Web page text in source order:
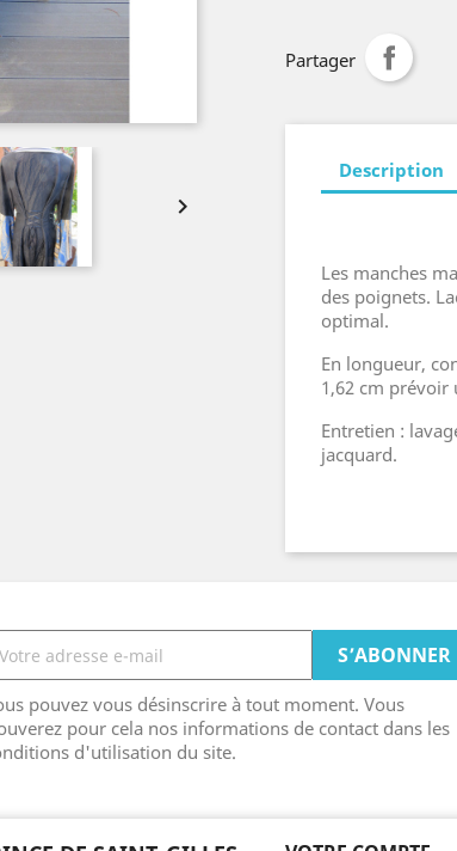

Partager
Description
Les manches
des poignets.
optimal.
En longueur,
1,62 cm prévoir
Entretien :
jacquard.
pouvez vous désinscrire à tout moment. Vous
pour cela nos informations de contact dans les
d'utilisation du site.